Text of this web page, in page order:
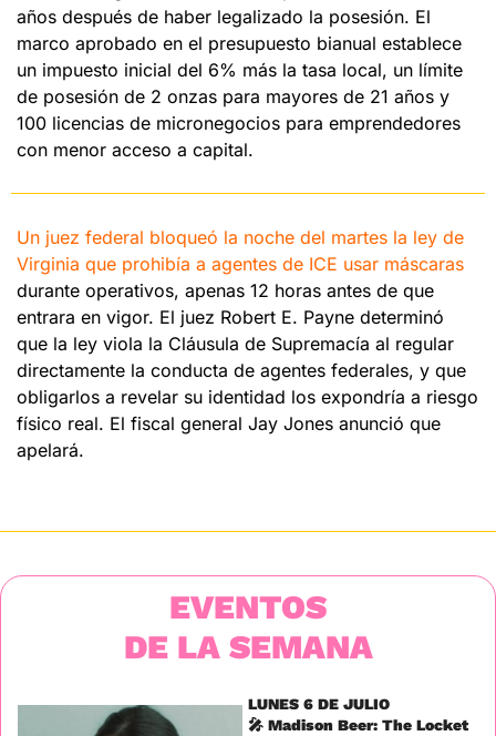
años después de haber legalizado la posesión. El
marco aprobado en el presupuesto bianual establece
un impuesto inicial del 6% más la tasa local, un límite
de posesión de 2 onzas para mayores de 21 años y
100 licencias de micronegocios para emprendedores
con menor acceso a capital.
Un juez federal bloqueó la noche del martes la ley de
durante operativos, apenas 12 horas antes de que
entrara en vigor. El juez Robert E. Payne determinó
que la ley viola la Cláusula de Supremacía al regular
directamente la conducta de agentes federales, y que
obligarlos a revelar su identidad los expondría a riesgo
físico real. El fiscal general Jay Jones anunció que
apelará.
EVENTOS
DE LA SEMANA
LUNES 6 DE JULIO
🎤 Madison Beer: The Locket